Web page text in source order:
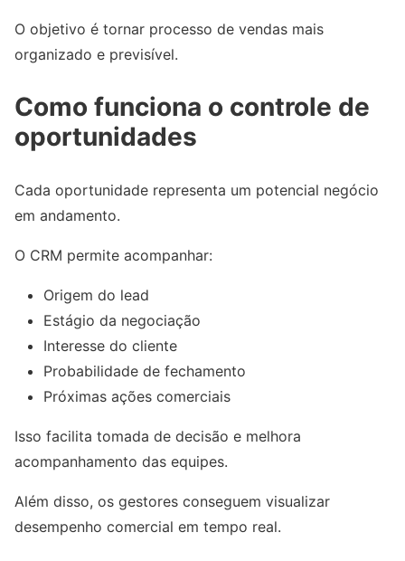
O objetivo é tornar processo de vendas mais
organizado e previsível.
Como funciona o controle de
oportunidades
Cada oportunidade representa um potencial negócio
em andamento.
O CRM permite acompanhar:
Origem do lead
Estágio da negociação
Interesse do cliente
Probabilidade de fechamento
Próximas ações comerciais
Isso facilita tomada de decisão e melhora
acompanhamento das equipes.
Além disso, os gestores conseguem visualizar
desempenho comercial em tempo real.